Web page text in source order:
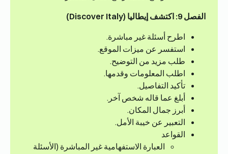
الفصل 9: اكتشف إيطاليا (Discover Italy)
اطرح أسئلة غير مباشرة.
استفسر عن ميزات الموقع.
طلب مزيد من التوضيح.
اطلب المعلومات وقدمها.
تأكيد التفاصيل.
أبلغ عما قاله شخص آخر.
أبرز جمال المكان.
التعبير عن خيبة الأمل.
القواعد
العبارة الاستفهامية غير المباشرة (الأسئلة